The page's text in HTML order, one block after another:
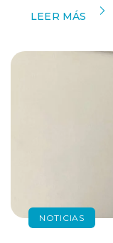
LEER MÁS
NOTICIAS